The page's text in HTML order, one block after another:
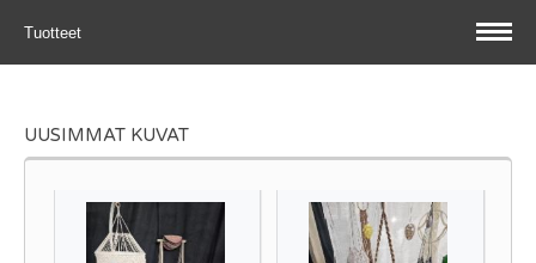
Tuotteet
UUSIMMAT KUVAT